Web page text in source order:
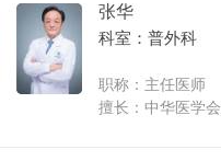
学会顾问。曾获
优育协会特别贡
张华
科室：普外科
职称：主任医师
擅长：中华医学